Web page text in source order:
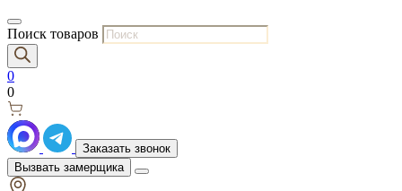
Поиск товаров
0
0
Заказать звонок
Вызвать замерщика